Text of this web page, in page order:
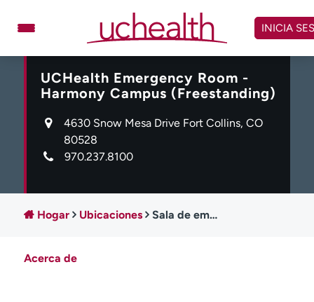
contenido
Médicos
Especialidades
Ubicaciones
Programar cita
Atención de urgencia
Dar
Carreras
INICIA
UCHealth Emergency Room -
Harmony Campus (Freestanding)
4630 Snow Mesa Drive Fort Collins, CO
80528
970.237.8100
Hogar Ubicaciones Sala de emergencias de UCHealth - Harmony Campus (independiente)
Acerca de